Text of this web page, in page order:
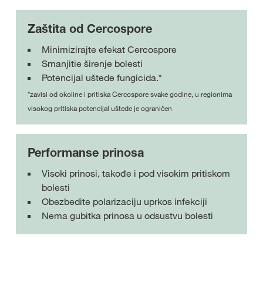
Zaštita od Cercospore
Minimizirajte efekat Cercospore
Smanjitie širenje bolesti
Potencijal uštede fungicida.*
*zavisi od okoline i pritiska Cercospore svake godine, u regionima
visokog pritiska potencijal uštede je ograničen
Performanse prinosa
Visoki prinosi, takođe i pod visokim pritiskom
bolesti
Obezbedite polarizaciju uprkos infekciji
Nema gubitka prinosa u odsustvu bolesti